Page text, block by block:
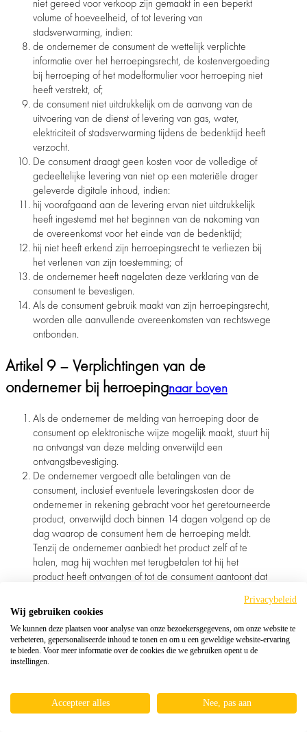
niet gereed voor verkoop zijn gemaakt in een beperkt
volume of hoeveelheid, of tot levering van
stadsverwarming, indien:
de ondernemer de consument de wettelijk verplichte
informatie over het herroepingsrecht, de kostenvergoeding
bij herroeping of het modelformulier voor herroeping niet
heeft verstrekt, of;
de consument niet uitdrukkelijk om de aanvang van de
uitvoering van de dienst of levering van gas, water,
elektriciteit of stadsverwarming tijdens de bedenktijd heeft
verzocht.
De consument draagt geen kosten voor de volledige of
gedeeltelijke levering van niet op een materiële drager
geleverde digitale inhoud, indien:
hij voorafgaand aan de levering ervan niet uitdrukkelijk
heeft ingestemd met het beginnen van de nakoming van
de overeenkomst voor het einde van de bedenktijd;
hij niet heeft erkend zijn herroepingsrecht te verliezen bij
het verlenen van zijn toestemming; of
de ondernemer heeft nagelaten deze verklaring van de
consument te bevestigen.
Als de consument gebruik maakt van zijn herroepingsrecht,
worden alle aanvullende overeenkomsten van rechtswege
ontbonden.
Artikel 9 – Verplichtingen van de
ondernemer bij herroepingnaar boven
Als de ondernemer de melding van herroeping door de
consument op elektronische wijze mogelijk maakt, stuurt hij
na ontvangst van deze melding onverwijld een
ontvangstbevestiging.
De ondernemer vergoedt alle betalingen van de
consument, inclusief eventuele leveringskosten door de
ondernemer in rekening gebracht voor het geretourneerde
product, onverwijld doch binnen 14 dagen volgend op de
dag waarop de consument hem de herroeping meldt.
Tenzij de ondernemer aanbiedt het product zelf af te
halen, mag hij wachten met terugbetalen tot hij het
product heeft ontvangen of tot de consument aantoont dat
tijdstip eerder valt.
De ondernemer gebruikt voor terugbetaling hetzelfde
betaalmiddel dat de consument heeft gebruikt, tenzij de
consument instemt met een andere methode. De
terugbetaling is kosteloos voor de consument.
methode van levering dan de goedkoopste
standaardlevering, hoeft de ondernemer de bijkomende
Privacybeleid
Wij gebruiken cookies
We kunnen deze plaatsen voor analyse van onze bezoekersgegevens, om onze website te
verbeteren, gepersonaliseerde inhoud te tonen en om u een geweldige website-ervaring
te bieden. Voor meer informatie over de cookies die we gebruiken opent u de
instellingen.
Accepteer alles Nee, pas aan